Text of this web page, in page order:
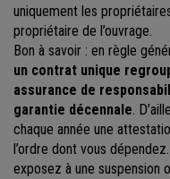
uniquement les
propriétaire de l’ouvrage.
Bon à savoir : en règle
un contrat unique
assurance de
garantie décennale.
chaque année une
l’ordre dont vous
exposez à une suspension